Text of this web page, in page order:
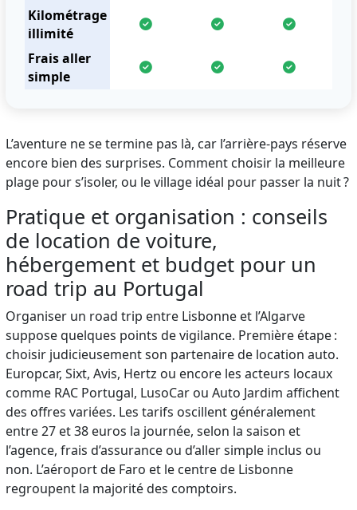
Kilométrage
illimité
Frais aller
simple
L’aventure ne se termine pas là, car l’arrière-pays réserve
encore bien des surprises. Comment choisir la meilleure
plage pour s’isoler, ou le village idéal pour passer la nuit ?
Pratique et organisation : conseils
de location de voiture,
hébergement et budget pour un
road trip au Portugal
Organiser un road trip entre Lisbonne et l’Algarve
suppose quelques points de vigilance. Première étape :
choisir judicieusement son partenaire de location auto.
Europcar, Sixt, Avis, Hertz ou encore les acteurs locaux
comme RAC Portugal, LusoCar ou Auto Jardim affichent
des offres variées. Les tarifs oscillent généralement
entre 27 et 38 euros la journée, selon la saison et
l’agence, frais d’assurance ou d’aller simple inclus ou
non. L’aéroport de Faro et le centre de Lisbonne
regroupent la majorité des comptoirs.